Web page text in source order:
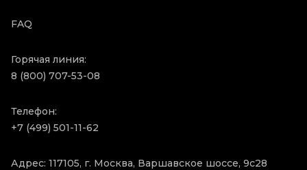
FAQ
Горячая линия:
8 (800) 707-53-08
Телефон:
+7 (499) 501-11-62
Адрес: 117105, г. Москва, Варшавское шоссе, 9с28